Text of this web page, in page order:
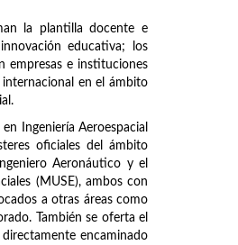
la plantilla docente e
educativa; los
empresas e instituciones
en el ámbito
Ingeniería Aeroespacial
oficiales del ámbito
Aeronáutico y el
(MUSE), ambos con
a otras áreas como
También se oferta el
encaminado